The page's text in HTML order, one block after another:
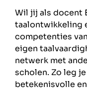
Wil jij als docent
taalontwikkeling
competenties
eigen
netwerk met
scholen. Zo leg
betekenisvolle